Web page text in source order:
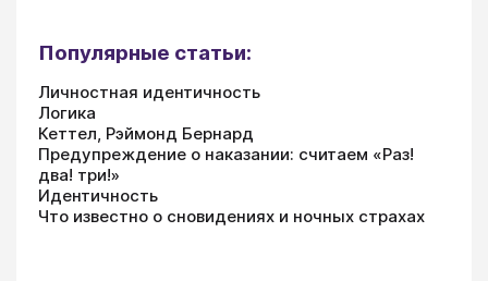
Популярные статьи:
Личностная идентичность
Логика
Кеттел, Рэймонд Бернард
Предупреждение о наказании: считаем «Раз!
два! три!»
Идентичность
Что известно о сновидениях и ночных страхах